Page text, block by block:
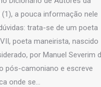
a pouca informação nele
trata-se de um poeta
poeta maneirista, nascido
por Manuel Severim
pós-camoniano e escreve
onde se…